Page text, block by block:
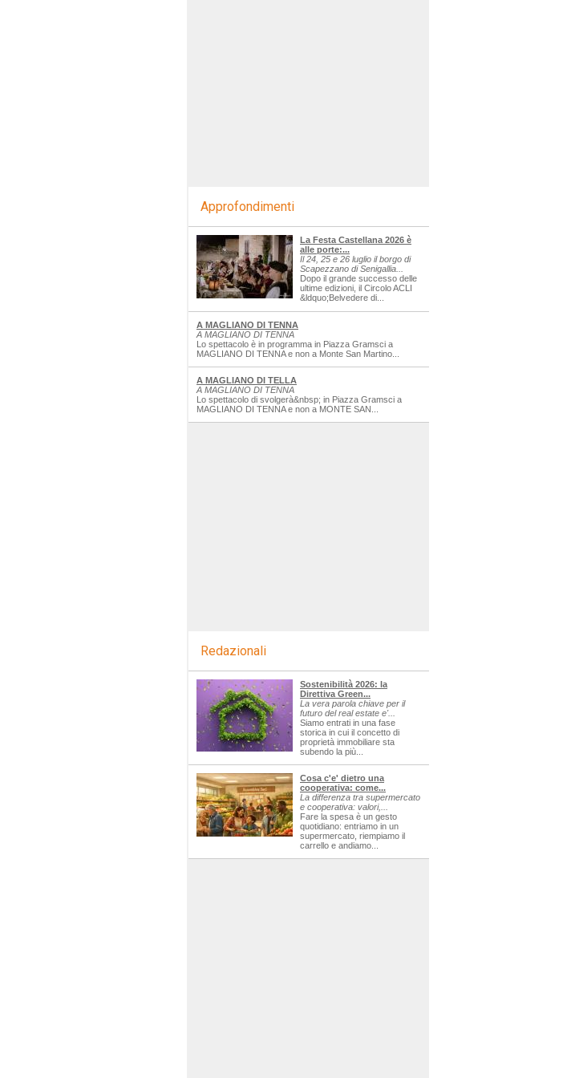
Approfondimenti
La Festa Castellana 2026 è
alle porte:...
Il 24, 25 e 26 luglio il borgo di
Scapezzano di Senigallia...
Dopo il grande successo delle
ultime edizioni, il Circolo ACLI
&ldquo;Belvedere di...
A MAGLIANO DI TENNA
A MAGLIANO DI TENNA
Lo spettacolo è in programma in Piazza Gramsci a
MAGLIANO DI TENNA e non a Monte San Martino...
A MAGLIANO DI TELLA
A MAGLIANO DI TENNA
Lo spettacolo di svolgerà&nbsp; in Piazza Gramsci a
MAGLIANO DI TENNA e non a MONTE SAN...
Redazionali
Sostenibilità 2026: la
Direttiva Green...
La vera parola chiave per il
futuro del real estate e'...
Siamo entrati in una fase
storica in cui il concetto di
proprietà immobiliare sta
subendo la più...
Cosa c'e' dietro una
cooperativa: come...
La differenza tra supermercato
e cooperativa: valori,...
Fare la spesa è un gesto
quotidiano: entriamo in un
supermercato, riempiamo il
carrello e andiamo...